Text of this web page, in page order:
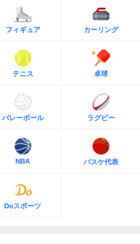
フィギュア カーリング
テニス 卓球
バレーボール ラグビー
NBA バスケ代表
Doスポーツ